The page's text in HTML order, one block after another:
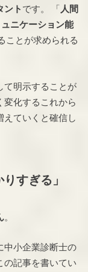
ント です。 「 人間
ュニケーション能
ことが求められる
て明示することが
化するこれから
えていくと確信し
すぎる」
中小企業診断士の
の記事を書いてい